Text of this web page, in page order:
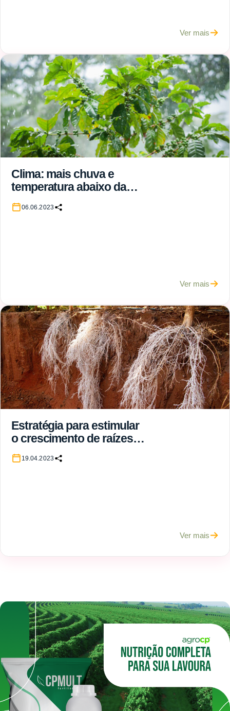
Ver mais
Clima: mais chuva e
temperatura abaixo da
média marcam período
06.06.2023
Ver mais
Estratégia para estimular
o crescimento de raízes
do cafeeiro no inverno
19.04.2023
Ver mais